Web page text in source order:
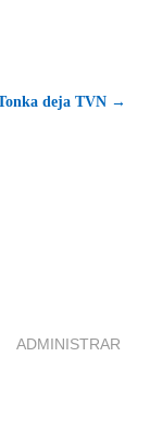
deja TVN →
ADMINISTRAR